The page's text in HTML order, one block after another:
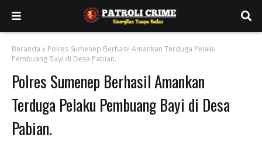
Beranda
Polres Sumenep Berhasil Amankan Terduga Pelaku
Pembuang Bayi di Desa Pabian.
Polres Sumenep Berhasil Amankan
Terduga Pelaku Pembuang Bayi di Desa
Pabian.